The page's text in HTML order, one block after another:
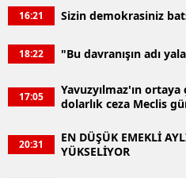
16:21 Sizin demokrasiniz
18:22 "Bu davranışın adı
17:05
Yavuzyılmaz'ın
dolarlık ceza Meclis
20:31
EN DÜŞÜK EMEKLİ
YÜKSELİYOR